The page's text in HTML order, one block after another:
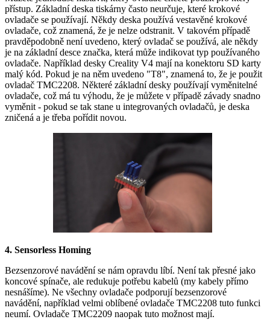
přístup. Základní deska tiskárny často neurčuje, které krokové
ovladače se používají. Někdy deska používá vestavěné krokové
ovladače, což znamená, že je nelze odstranit. V takovém případě
pravděpodobně není uvedeno, který ovladač se používá, ale někdy
je na základní desce značka, která může indikovat typ používaného
ovladače. Například desky Creality V4 mají na konektoru SD karty
malý kód. Pokud je na něm uvedeno "T8", znamená to, že je použit
ovladač TMC2208. Některé základní desky používají vyměnitelné
ovladače, což má tu výhodu, že je můžete v případě závady snadno
vyměnit - pokud se tak stane u integrovaných ovladačů, je deska
zničená a je třeba pořídit novou.
4. Sensorless Homing
Bezsenzorové navádění se nám opravdu líbí. Není tak přesné jako
koncové spínače, ale redukuje potřebu kabelů (my kabely přímo
nesnášíme). Ne všechny ovladače podporují bezsenzorové
navádění, například velmi oblíbené ovladače TMC2208 tuto funkci
neumí. Ovladače TMC2209 naopak tuto možnost mají.